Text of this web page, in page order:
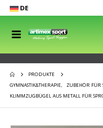
DE
PRODUKTE
GYMNASTIK&THERAPIE,
ZUBEHÖR FÜR
KLIMMZUGBÜGEL AUS METALL FÜR